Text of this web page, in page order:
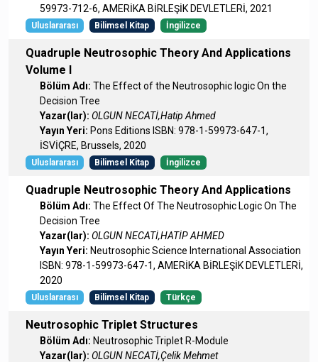
59973-712-6, AMERİKA BİRLEŞİK DEVLETLERİ, 2021
Uluslararası Bilimsel Kitap İngilizce
Quadruple Neutrosophic Theory And Applications
Volume I
Bölüm Adı: The Effect of the Neutrosophic logic On the
Decision Tree
Yazar(lar): OLGUN NECATİ,Hatip Ahmed
Yayın Yeri: Pons Editions ISBN: 978-1-59973-647-1,
İSVİÇRE, Brussels, 2020
Uluslararası Bilimsel Kitap İngilizce
Quadruple Neutrosophic Theory And Applications
Bölüm Adı: The Effect Of The Neutrosophic Logic On The
Decision Tree
Yazar(lar): OLGUN NECATİ,HATİP AHMED
Yayın Yeri: Neutrosophic Science International Association
ISBN: 978-1-59973-647-1, AMERİKA BİRLEŞİK DEVLETLERİ,
2020
Uluslararası Bilimsel Kitap Türkçe
Neutrosophic Triplet Structures
Bölüm Adı: Neutrosophic Triplet R-Module
Yazar(lar): OLGUN NECATİ,Çelik Mehmet